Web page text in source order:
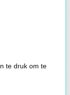
te druk om te